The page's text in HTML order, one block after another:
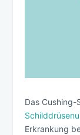
Das
Erkrankung